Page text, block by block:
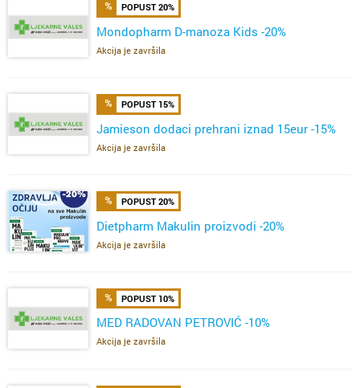
POPUST 20%
Mondopharm D-manoza Kids -20%
Akcija je završila
POPUST 15%
Jamieson dodaci prehrani iznad 15eur -15%
Akcija je završila
POPUST 20%
Dietpharm Makulin proizvodi -20%
Akcija je završila
POPUST 10%
MED RADOVAN PETROVIĆ -10%
Akcija je završila